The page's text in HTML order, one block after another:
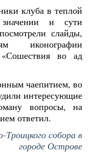
клуба в теплой
и сути
слайды,
иконографии
во ад
чаепитием, во
интересующие
вопросы, на
ответил.
Троицкого собора в
городе Острове